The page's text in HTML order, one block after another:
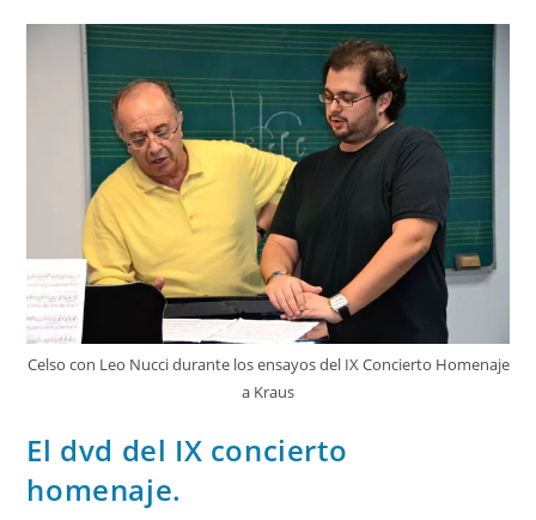
Celso con Leo Nucci durante los ensayos del IX Concierto Homenaje
a Kraus
El dvd del IX concierto
homenaje.